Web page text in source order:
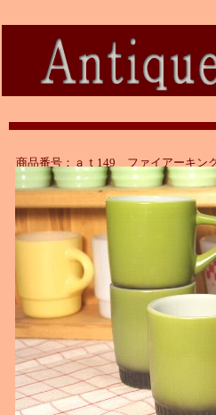
商品番号：ａｔ149 ファイアーキ